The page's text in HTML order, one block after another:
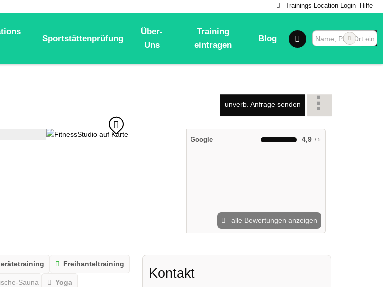
Trainings-Location Login Hilfe
Sportstättenprüfung
Über-
Uns
Training
eintragen
Blog
unverb. Anfrage senden
Google 4,9
alle Bewertungen anzeigen
Freihanteltraining
Sauna Yoga
Kontakt